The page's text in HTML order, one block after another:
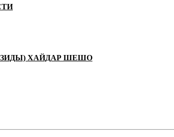
ХАЙДАР ШЕШО